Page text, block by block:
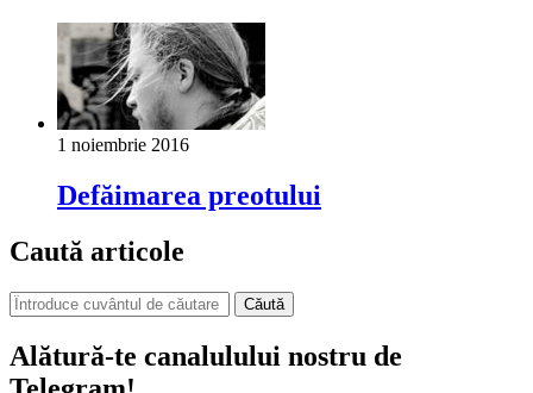
1 noiembrie 2016
Defăimarea preotului
Caută articole
Căută
Alătură-te canalulului nostru de